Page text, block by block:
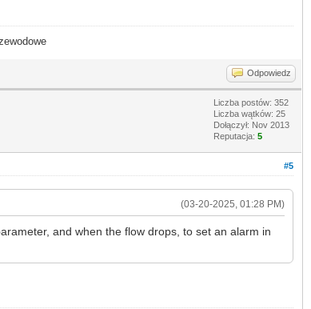
Odpowiedz
Liczba postów: 352
Liczba wątków: 25
Dołączył: Nov 2013
Reputacja: 5
#5
(03-20-2025, 01:28 PM)
and when the flow drops, to set an alarm in